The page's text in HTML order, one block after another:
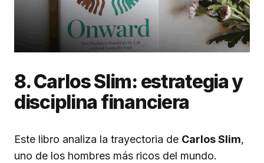
8. Carlos Slim: estrategia y
disciplina financiera
Este libro analiza la trayectoria de Carlos Slim,
uno de los hombres más ricos del mundo.